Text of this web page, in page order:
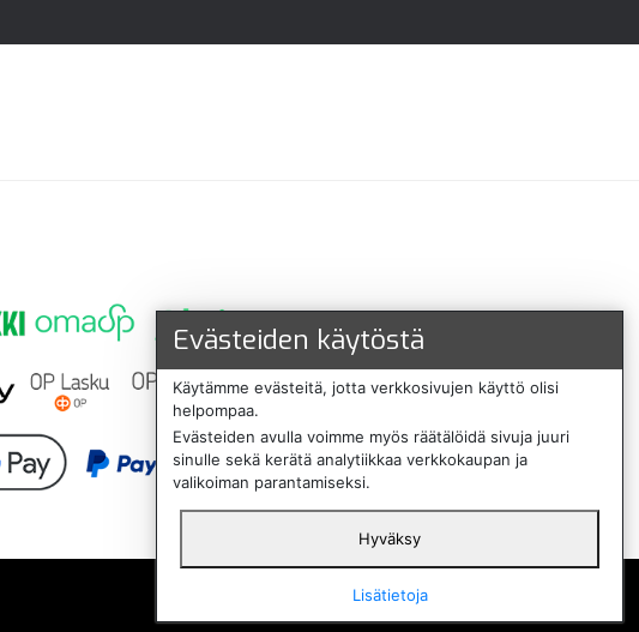
Svenska
Evästeiden käytöstä
Käytämme evästeitä, jotta verkkosivujen käyttö olisi
helpompaa.
Evästeiden avulla voimme myös räätälöidä sivuja juuri
sinulle sekä kerätä analytiikkaa verkkokaupan ja
valikoiman parantamiseksi.
Hyväksy
Lisätietoja